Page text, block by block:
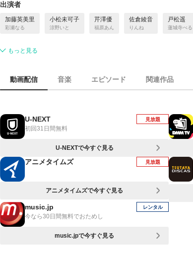
出演者
加藤英美里
彩瀬なる
小松未可子
涼野いと
芹澤優
福原あん
佐倉綾音
りんね
戸松遥
蓮城寺べる
もっと見る
動画配信 音楽 エピソード 関連作品
U-NEXT
初回31日間無料
見放題
U-NEXTで今すぐ見る
アニメタイムズ 見放題
アニメタイムズで今すぐ見る
music.jp
今なら30日間無料でおためし
レンタル
music.jpで今すぐ見る